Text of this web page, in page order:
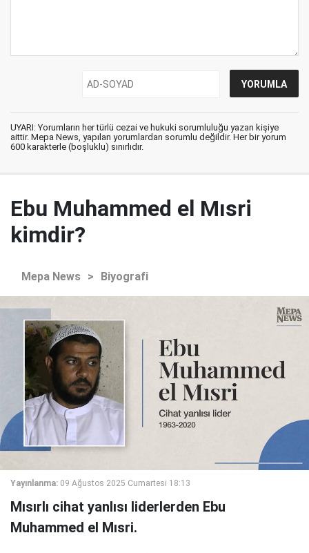
UYARI: Yorumların her türlü cezai ve hukuki sorumluluğu yazan kişiye
aittir. Mepa News, yapılan yorumlardan sorumlu değildir. Her bir yorum
600 karakterle (boşluklu) sınırlıdır.
Ebu Muhammed el Mısri
kimdir?
Mepa News > Biyografi
Yayınlanma: 09 Ağustos 2025 Cumartesi 18:13
Mısırlı cihat yanlısı liderlerden Ebu
Muhammed el Mısri.